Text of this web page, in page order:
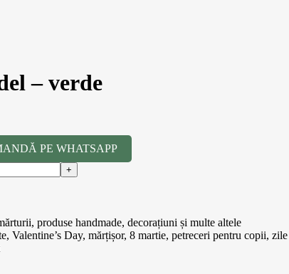
– verde
PE WHATSAPP
produse handmade, decorațiuni și multe altele
Day, mărțișor, 8 martie, petreceri pentru copii, zile